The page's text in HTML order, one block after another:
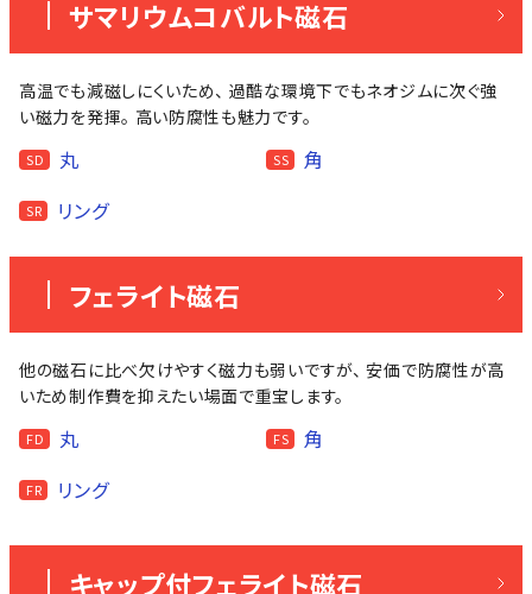
サマリウムコバルト磁石
高温でも減磁しにくいため、 過酷な環境下でもネオジムに次ぐ強
い磁力を発揮。 高い防腐性も魅力です。
SD 丸 SS 角
SR リング
フェライト磁石
他の磁石に比べ欠けやすく磁力も弱いですが、 安価で防腐性が高
いため制作費を抑えたい場面で重宝します。
FD 丸 FS 角
FR リング
キャップ付フェライト磁石